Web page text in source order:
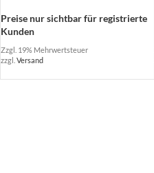
Preise nur sichtbar für registrierte
Kunden
Zzgl. 19% Mehrwertsteuer
zzgl. Versand